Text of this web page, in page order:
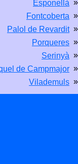
Esponellà »
Fontcoberta »
Palol de Revardit »
Porqueres »
Serinyà »
de Campmajor »
Vilademuls »